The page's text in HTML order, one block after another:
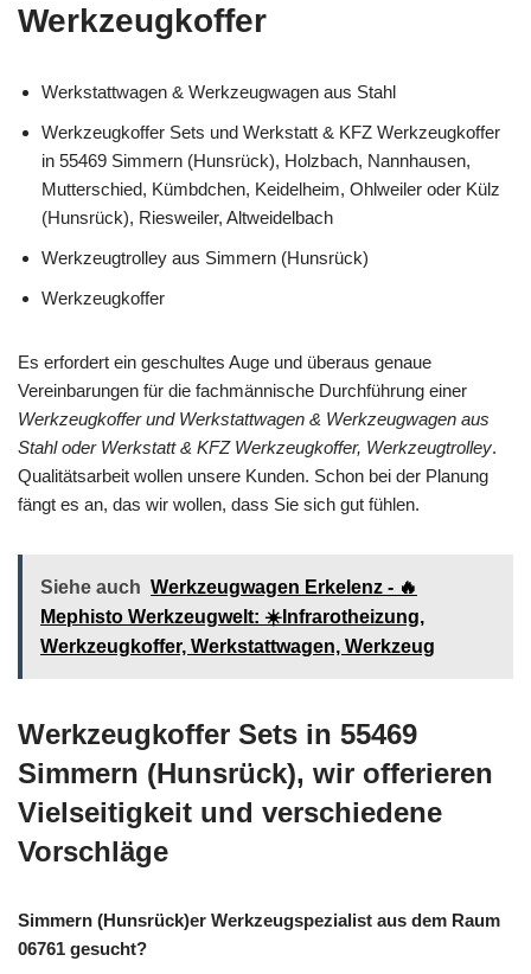
Werkzeugkoffer
Werkstattwagen & Werkzeugwagen aus Stahl
Werkzeugkoffer Sets und Werkstatt & KFZ Werkzeugkoffer
in 55469 Simmern (Hunsrück), Holzbach, Nannhausen,
Mutterschied, Kümbdchen, Keidelheim, Ohlweiler oder Külz
(Hunsrück), Riesweiler, Altweidelbach
Werkzeugtrolley aus Simmern (Hunsrück)
Werkzeugkoffer
Es erfordert ein geschultes Auge und überaus genaue
Vereinbarungen für die fachmännische Durchführung einer
Werkzeugkoffer und Werkstattwagen & Werkzeugwagen aus
Stahl oder Werkstatt & KFZ Werkzeugkoffer, Werkzeugtrolley.
Qualitätsarbeit wollen unsere Kunden. Schon bei der Planung
fängt es an, das wir wollen, dass Sie sich gut fühlen.
Siehe auch Werkzeugwagen Erkelenz - 🔥
Mephisto Werkzeugwelt: ☀️Infrarotheizung,
Werkzeugkoffer, Werkstattwagen, Werkzeug
Werkzeugkoffer Sets in 55469
Simmern (Hunsrück), wir offerieren
Vielseitigkeit und verschiedene
Vorschläge
Simmern (Hunsrück)er Werkzeugspezialist aus dem Raum
06761 gesucht?